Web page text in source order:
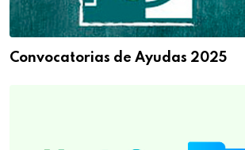
Convocatorias de Ayudas 2025